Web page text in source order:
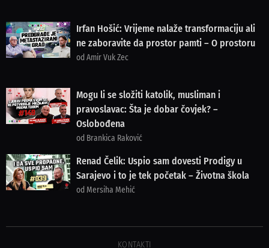
Irfan Hošić: Vrijeme nalaže transformaciju ali
ne zaboravite da prostor pamti – O prostoru
od Amir Vuk Zec
Mogu li se složiti katolik, musliman i
pravoslavac: Šta je dobar čovjek? –
Oslobođena
od Brankica Raković
Renad Čelik: Uspio sam dovesti Prodigy u
Sarajevo i to je tek početak – Životna škola
od Mersiha Mehić
KONTAKTI